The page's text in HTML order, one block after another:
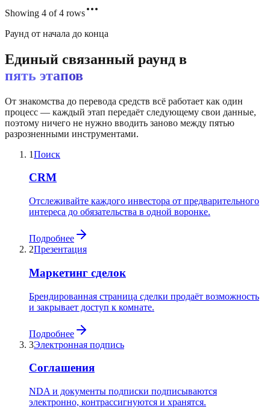
Showing 4 of 4 rows
Раунд от начала до конца
Единый связанный раунд в
пять этапов
От знакомства до перевода средств всё работает как один
процесс — каждый этап передаёт следующему свои данные,
поэтому ничего не нужно вводить заново между пятью
разрозненными инструментами.
1Поиск
CRM
Отслеживайте каждого инвестора от предварительного
интереса до обязательства в одной воронке.
Подробнее
2Презентация
Маркетинг сделок
Брендированная страница сделки продаёт возможность
и закрывает доступ к комнате.
Подробнее
3Электронная подпись
Соглашения
NDA и документы подписки подписываются
электронно, контрассигнуются и хранятся.